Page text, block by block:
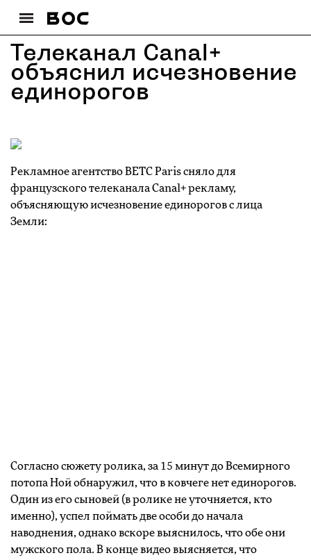
Телеканал Canal+
объяснил исчезновение
единорогов
Рекламное агентство BETC Paris сняло для
французского телеканала Canal+ рекламу,
объясняющую исчезновение единорогов с лица
Земли:
Согласно сюжету ролика, за 15 минут до Всемирного
потопа Ной обнаружил, что в ковчеге нет единорогов.
Один из его сыновей (в ролике не уточняется, кто
именно), успел поймать две особи до начала
наводнения, однако вскоре выяснилось, что обе они
мужского пола. В конце видео выясняется, что